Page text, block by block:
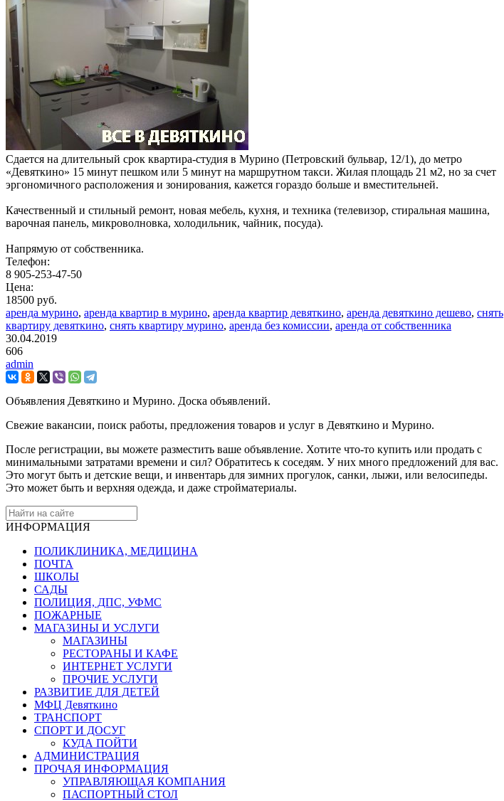
Сдается на длительный срок квартира-студия в Мурино (Петровский бульвар, 12/1), до метро
«Девяткино» 15 минут пешком или 5 минут на маршрутном такси. Жилая площадь 21 м2, но за счет
эргономичного расположения и зонирования, кажется гораздо больше и вместительней.
Качественный и стильный ремонт, новая мебель, кухня, и техника (телевизор, стиральная машина,
варочная панель, микроволновка, холодильник, чайник, посуда).
Напрямую от собственника.
Телефон:
8 905-253-47-50
Цена:
18500 руб.
аренда мурино, аренда квартир в мурино, аренда квартир девяткино, аренда девяткино дешево, снять
квартиру девяткино, снять квартиру мурино, аренда без комиссии, аренда от собственника
30.04.2019
606
admin
Объявления Девяткино и Мурино. Доска объявлений.
Свежие вакансии, поиск работы, предложения товаров и услуг в Девяткино и Мурино.
После регистрации, вы можете разместить ваше объявление. Хотите что-то купить или продать с
минимальными затратами времени и сил? Обратитесь к соседям. У них много предложений для вас.
Это могут быть и детские вещи, и инвентарь для зимних прогулок, санки, лыжи, или велосипеды.
Это может быть и верхняя одежда, и даже стройматериалы.
ИНФОРМАЦИЯ
ПОЛИКЛИНИКА, МЕДИЦИНА
ПОЧТА
ШКОЛЫ
САДЫ
ПОЛИЦИЯ, ДПС, УФМС
ПОЖАРНЫЕ
МАГАЗИНЫ И УСЛУГИ
МАГАЗИНЫ
РЕСТОРАНЫ И КАФЕ
ИНТЕРНЕТ УСЛУГИ
ПРОЧИЕ УСЛУГИ
РАЗВИТИЕ ДЛЯ ДЕТЕЙ
МФЦ Девяткино
ТРАНСПОРТ
СПОРТ И ДОСУГ
КУДА ПОЙТИ
АДМИНИСТРАЦИЯ
ПРОЧАЯ ИНФОРМАЦИЯ
УПРАВЛЯЮЩАЯ КОМПАНИЯ
ПАСПОРТНЫЙ СТОЛ